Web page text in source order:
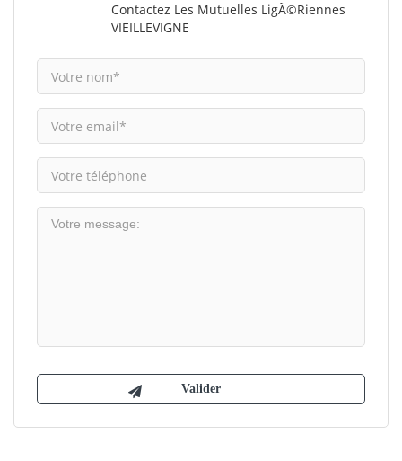
Contactez Les Mutuelles LigÃ©riennes
VIEILLEVIGNE